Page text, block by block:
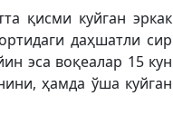
қисми куйган эркак
даҳшатли сир
эса воқеалар 15 кун
ҳамда ўша куйган